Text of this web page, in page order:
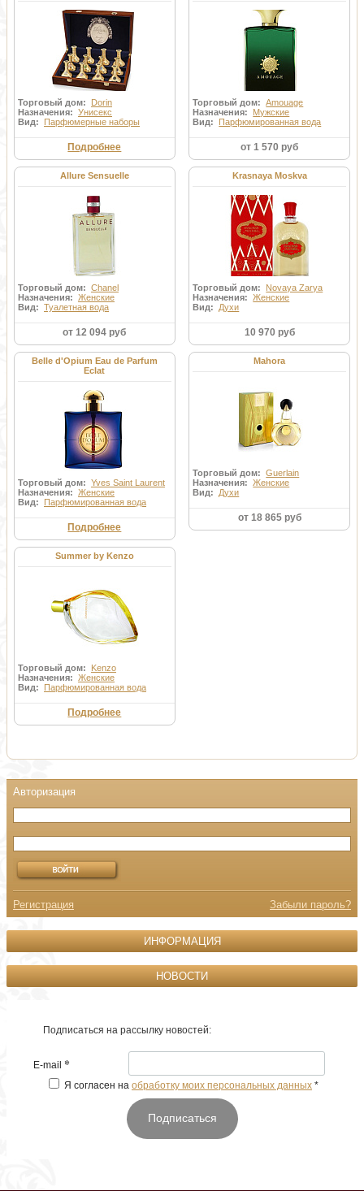
Торговый дом: Dorin
Назначения: Унисекс
Вид: Парфюмерные наборы
Подробнее
Торговый дом:Amouage
Назначения: Мужские
Вид: Парфюмированная вода
от 1 570 руб
Allure Sensuelle
Торговый дом: Chanel
Назначения: Женские
Вид: Туалетная вода
от 12 094 руб
Krasnaya Moskva
Торговый дом: Novaya Zarya
Назначения:Женские
Вид: Духи
10 970 руб
Belle d'Opium Eau de Parfum
Eclat
Торговый дом: Yves Saint Laurent
Назначения: Женские
Вид: Парфюмированная вода
Подробнее
Mahora
Торговый дом:Guerlain
Назначения:Женские
Вид: Духи
от 18 865 руб
Summer by Kenzo
Торговый дом: Kenzo
Назначения: Женские
Вид: Парфюмированная вода
Подробнее
Регистрация Забыли пароль?
ИНФОРМАЦИЯ
НОВОСТИ
Подписаться на рассылку новостей:
E-mail *
Я согласен на обработку моих персональных данных *
Подписаться